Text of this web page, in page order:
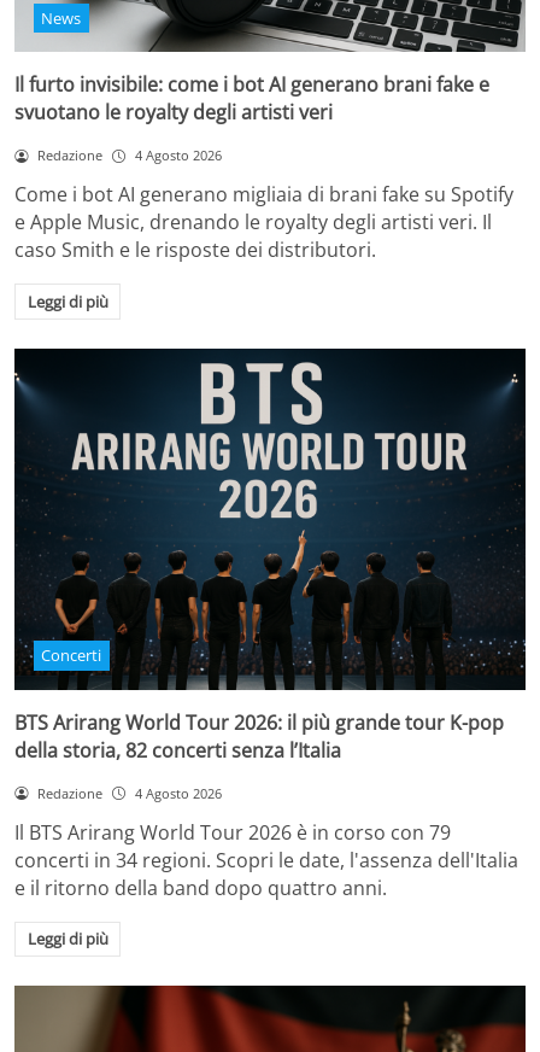
News
Il furto invisibile: come i bot AI generano brani fake e
svuotano le royalty degli artisti veri
Redazione 4 Agosto 2026
Come i bot AI generano migliaia di brani fake su Spotify
e Apple Music, drenando le royalty degli artisti veri. Il
caso Smith e le risposte dei distributori.
Leggi di più
Concerti
BTS Arirang World Tour 2026: il più grande tour K-pop
della storia, 82 concerti senza l’Italia
Redazione 4 Agosto 2026
Il BTS Arirang World Tour 2026 è in corso con 79
concerti in 34 regioni. Scopri le date, l'assenza dell'Italia
e il ritorno della band dopo quattro anni.
Leggi di più